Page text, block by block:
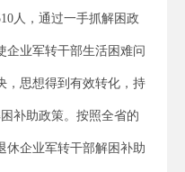
人，通过一手抓解困政
企业军转干部生活困难问
，思想得到有效转化，持
补助政策。按照全省的
休企业军转干部解困补助